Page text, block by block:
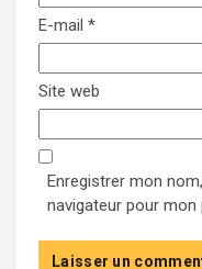
E-mail *
Site web
Enregistrer mon
navigateur pour